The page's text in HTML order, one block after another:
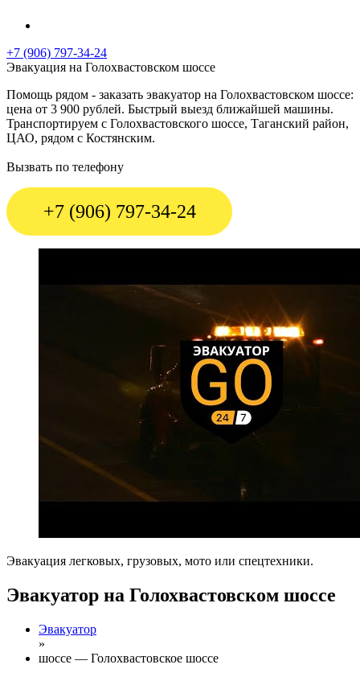
+7 (906) 797-34-24
Эвакуация на Голохвастовском шоссе
Помощь рядом - заказать эвакуатор на Голохвастовском шоссе:
цена от 3 900 рублей. Быстрый выезд ближайшей машины.
Транспортируем с Голохвастовского шоссе, Таганский район,
ЦАО, рядом с Костянским.
Вызвать по телефону
+7 (906) 797-34-24
Эвакуация легковых, грузовых, мото или спецтехники.
Эвакуатор на Голохвастовском шоссе
Эвакуатор
»
шоссе — Голохвастовское шоссе